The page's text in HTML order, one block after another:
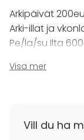
Arkipäivät
Arki-illat ja
Pe/la/su Ilta
Minimivaraus 4h.
1. VARAUS
Visa mer
Vill du ha